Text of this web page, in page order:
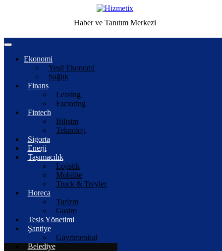
Haber ve Tanıtım Merkezi
Ekonomi
Yeşil Ekonomi
Sağlık
Finans
Leasing
Factoring
Fintech
Bilişim
Teknoloji
Sigorta
Enerji
Taşımacılık
Lojistik
Mobilite
Truck & Treyler
Horeca
Turizm
Gastro
Tesis Yönetimi
Şantiye
Gayrimenkul
Belediye